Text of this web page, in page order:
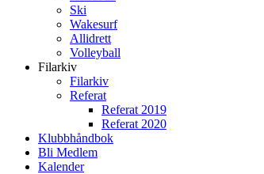
Ski
Wakesurf
Allidrett
Volleyball
Filarkiv
Filarkiv
Referat
Referat 2019
Referat 2020
Klubbhåndbok
Bli Medlem
Kalender